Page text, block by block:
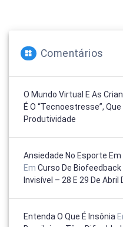
Comentários
O Mundo Virtual E As
É O “tecnoestresse”,
Produtividade
Ansiedade No Esporte
Em Curso De
Invisível – 28 E 29 De Abril
Entenda O Que É Insônia